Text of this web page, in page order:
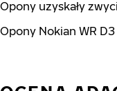
Opony uzyskały
Opony Nokian WR